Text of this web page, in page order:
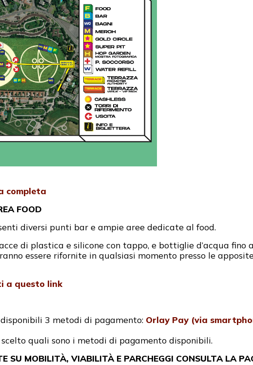
completa
FOOD
diversi punti bar e ampie aree dedicate al food.
di plastica e silicone con tappo, e bottiglie d’acqua fino
essere rifornite in qualsiasi momento presso le
a questo link
3 metodi di pagamento: Orlay Pay (via
quali sono i metodi di pagamento disponibili.
SU MOBILITÀ, VIABILITÀ E PARCHEGGI CONSULTA LA